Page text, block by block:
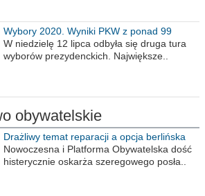
Wybory 2020. Wyniki PKW z ponad 99
procent obwodów
W niedzielę 12 lipca odbyła się druga tura
wyborów prezydenckich. Największe..
obywatelskie
Drażliwy temat reparacji a opcja berlińska
Nowoczesna i Platforma Obywatelska dość
histerycznie oskarża szeregowego posła..